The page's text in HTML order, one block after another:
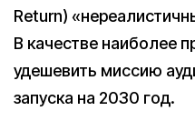
Return)
В качестве наиболее
удешевить миссию
запуска на 2030 год.